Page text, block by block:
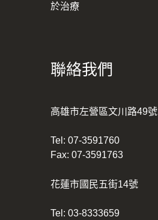
於治療
聯絡我們
高雄市左營區文川路49號
Tel: 07-3591760
Fax: 07-3591763
花蓮市國民五街14號
Tel: 03-8333659